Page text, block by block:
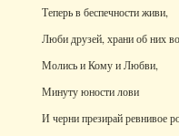
Теперь в беспечности живи,
Люби друзей, храни об них
Молись и Кому и Любви,
Минуту юности лови
И черни презирай ревнивое